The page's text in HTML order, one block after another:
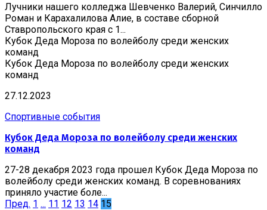
Лучники нашего колледжа Шевченко Валерий, Синчилло
Роман и Карахалилова Алие, в составе сборной
Ставропольского края с 1...
Кубок Деда Мороза по волейболу среди женских
команд
Кубок Деда Мороза по волейболу среди женских
команд
27.12.2023
Спортивные события
Кубок Деда Мороза по волейболу среди женских
команд
27-28 декабря 2023 года прошел Кубок Деда Мороза по
волейболу среди женских команд. В соревнованиях
приняло участие боле...
Пред. 1 ... 11 12 13 14 15